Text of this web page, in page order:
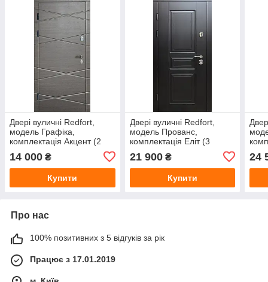
Двері вуличні Redfort,
модель Графіка,
комплектація Акцент (2
14 000 ₴
Купити
Двері вуличні Redfort,
модель Прованс,
комплектація Еліт (3
21 900₴
Купити
24
Про нас
100% позитивних з 5 відгуків за рік
Працює з 17.01.2019